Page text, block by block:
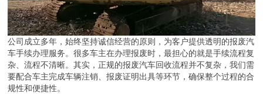
公司成立多年，始终坚持诚信经营的原则，为客户提供透明的报废汽
车手续办理服务。很多车主在办理报废时，最担心的就是手续流程复
杂、流程不清晰。其实，正规的报废汽车回收流程并不复杂，我们需
要配合车主完成车辆注销、报废证明出具等环节，确保整个过程的合
规性和便捷性。